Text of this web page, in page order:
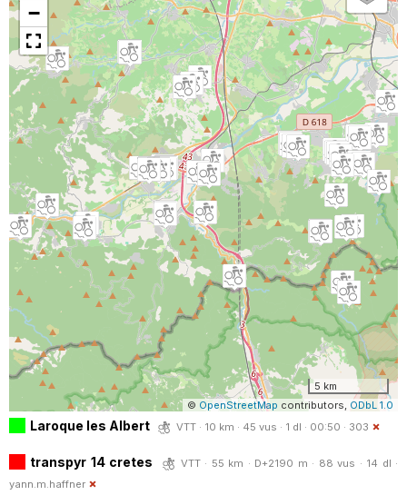
Horodatage Photos
−
5 km
© OpenStreetMap contributors, ODbL 1.0
Laroque les Albert VTT · 10 km · 45 vus · 1 dl · 00:50 · 303
transpyr 14 cretes
VTT · 55 km · D+2190 m · 88 vus · 14 dl ·
yann.m.haffner